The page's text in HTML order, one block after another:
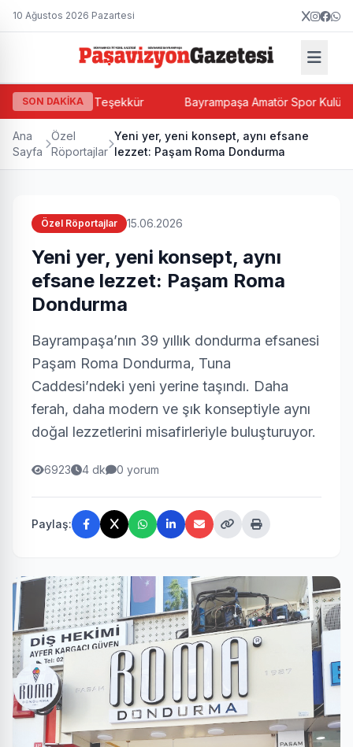
10 Ağustos 2026 Pazartesi
SON DAKİKA
Paşalı'dan Teşekkür Bayrampaşa Amatör Spor Kulüpler
Ana
Sayfa
Özel
Röportajlar
Yeni yer, yeni konsept, aynı efsane
lezzet: Paşam Roma Dondurma
Özel Röportajlar 15.06.2026
Yeni yer, yeni konsept, aynı
efsane lezzet: Paşam Roma
Dondurma
Bayrampaşa’nın 39 yıllık dondurma efsanesi
Paşam Roma Dondurma, Tuna
Caddesi’ndeki yeni yerine taşındı. Daha
ferah, daha modern ve şık konseptiyle aynı
doğal lezzetlerini misafirleriyle buluşturuyor.
6923 4 dk 0 yorum
Paylaş: